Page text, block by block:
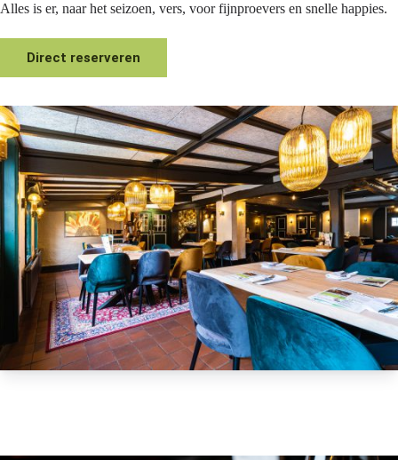
Alles is er, naar het seizoen, vers, voor fijnproevers en snelle happies.
Direct reserveren